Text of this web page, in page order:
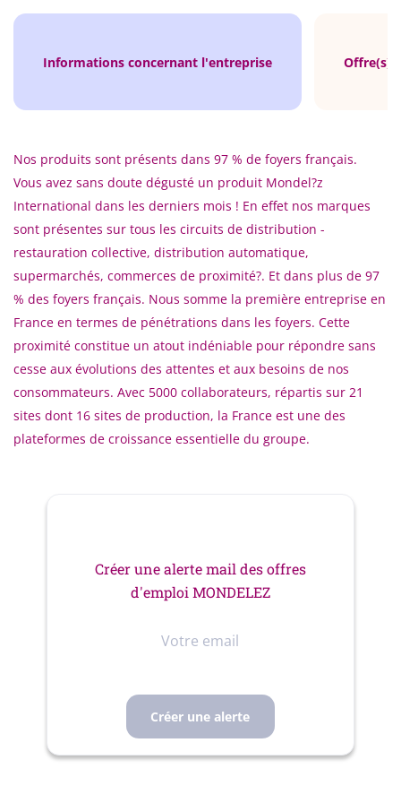
Informations concernant l'entreprise Offre(s)
Nos produits sont présents dans 97 % de foyers français.
Vous avez sans doute dégusté un produit Mondel?z
International dans les derniers mois ! En effet nos marques
sont présentes sur tous les circuits de distribution -
restauration collective, distribution automatique,
supermarchés, commerces de proximité?. Et dans plus de 97
% des foyers français. Nous somme la première entreprise en
France en termes de pénétrations dans les foyers. Cette
proximité constitue un atout indéniable pour répondre sans
cesse aux évolutions des attentes et aux besoins de nos
consommateurs. Avec 5000 collaborateurs, répartis sur 21
sites dont 16 sites de production, la France est une des
plateformes de croissance essentielle du groupe.
Créer une alerte mail des offres
d'emploi MONDELEZ